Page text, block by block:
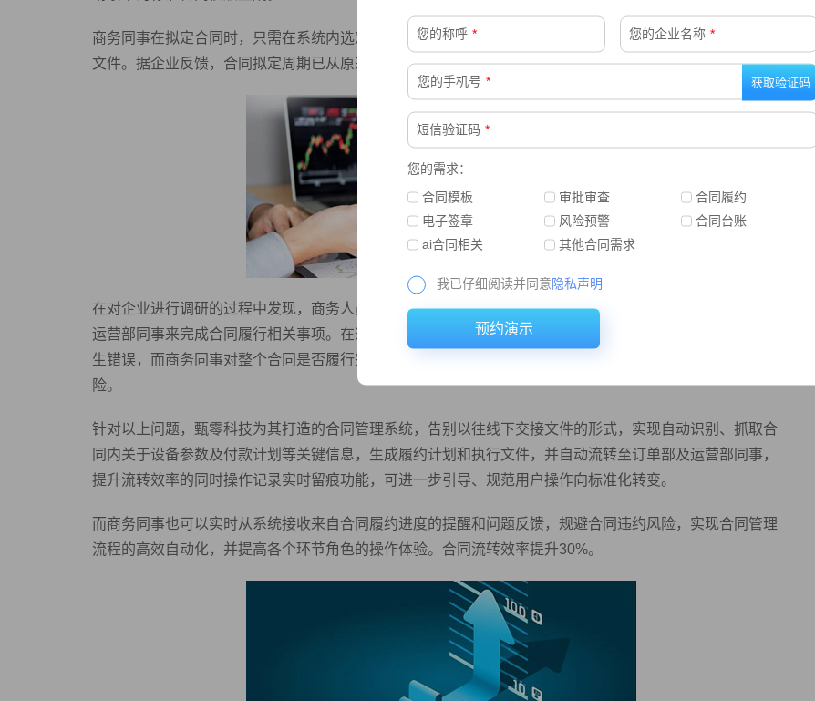
商务同事在拟定合同时，只需在系统内选定特定产品即可自动生成合同相关条款，得到一份完整准确的合同
文件。据企业反馈，合同拟定周期已从原来的5-6h，降低为目前的15-30min。
在对企业进行调研的过程中发现，商务人员在完成合同签署后，需人工提炼合同关键信息，交接给订单部和
运营部同事来完成合同履行相关事项。在这个过程中，人工录入合同关键信息涉及到大量产品参数，极易产
生错误，而商务同事对整个合同是否履行完毕，以及履行过程中遇到的问题，均无从知晓，容易产生违约风
险。
针对以上问题，甄零科技为其打造的合同管理系统，告别以往线下交接文件的形式，实现自动识别、抓取合
同内关于设备参数及付款计划等关键信息，生成履约计划和执行文件，并自动流转至订单部及运营部同事，
提升流转效率的同时操作记录实时留痕功能，可进一步引导、规范用户操作向标准化转变。
而商务同事也可以实时从系统接收来自合同履约进度的提醒和问题反馈，规避合同违约风险，实现合同管理
流程的高效自动化，并提高各个环节角色的操作体验。合同流转效率提升30%。
您的称呼 * 您的企业名称 *
您的手机号 *
短信验证码 *
您的需求：
合同模板
审批审查
合同履约
电子签章
风险预警
合同台账
ai合同相关
其他合同需求
我已仔细阅读并同意隐私声明
预约演示